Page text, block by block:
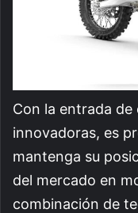
Con la entrada
innovadoras, es
mantenga su
del mercado en
combinación de